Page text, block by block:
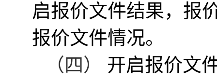
启报价文件结果， 报
报价文件情况。
（四） 开启报价文